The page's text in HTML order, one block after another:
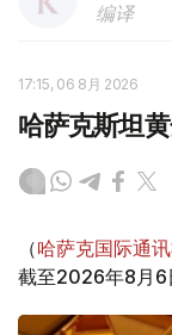
编译
17:15, 06 8月 2026
哈萨克斯坦
（哈萨克国际通
截至2026年8月6